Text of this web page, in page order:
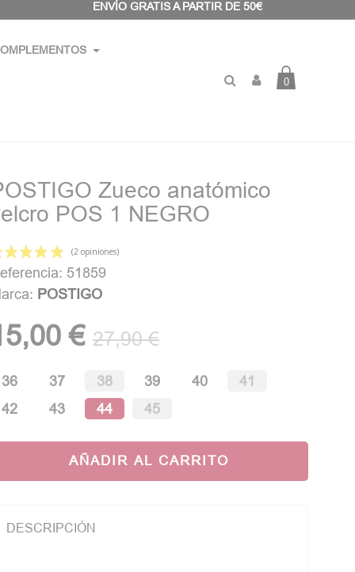
ENVÍO GRATIS A PARTIR DE 50€
0
Zueco anatómico
POS 1 NEGRO
51859
POSTIGO
€ 27,90 €
36 37 38 39 40
41
42
43 44 45
AÑADIR AL CARRITO
DESCRIPCIÓN